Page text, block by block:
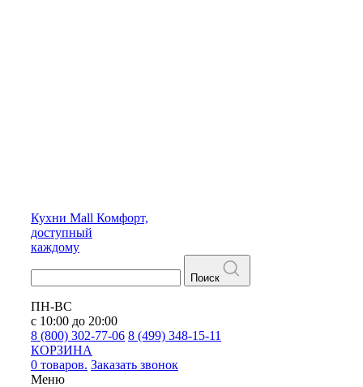
Кухни Mall Комфорт,
доступный
каждому
Поиск
ПН-ВС
с 10:00 до 20:00
8 (800) 302-77-06 8 (499) 348-15-11
КОРЗИНА
0 товаров. Заказать звонок
Меню